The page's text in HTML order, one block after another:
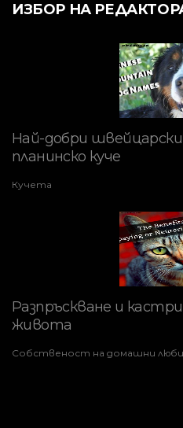
ИЗБОР НА
Най-добри швейцарски
планинско куче
Кучета
Разпръскване и
живота
Собственост на домашни